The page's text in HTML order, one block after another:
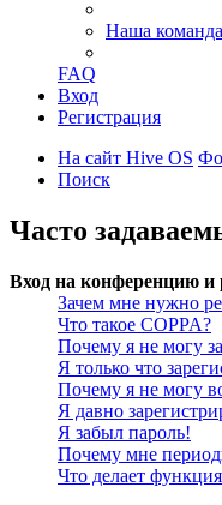
Наша команда
FAQ
Вход
Регистрация
На сайт Hive OS
Поиск
Часто
Вход на конференцию и
Зачем мне нужно
Что такое COPPA?
Почему я не могу
Я только что
Почему я не могу
Я давно
Я забыл пароль!
Почему мне
Что делает